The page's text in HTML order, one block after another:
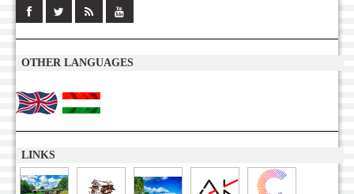
OTHER LANGUAGES
LINKS